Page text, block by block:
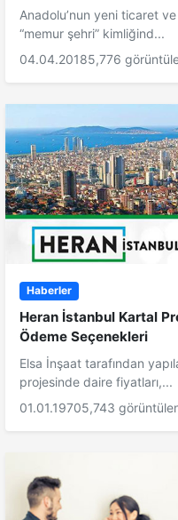
Anadolu’nun yeni ticaret
“memur şehri” kimliğind...
04.04.20185,776
Haberler
Heran İstanbul Kartal
Ödeme Seçenekleri
Elsa İnşaat tarafından
projesinde daire fiyatları,...
01.01.19705,743